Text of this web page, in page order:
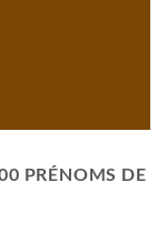
PRÉNOMS DE